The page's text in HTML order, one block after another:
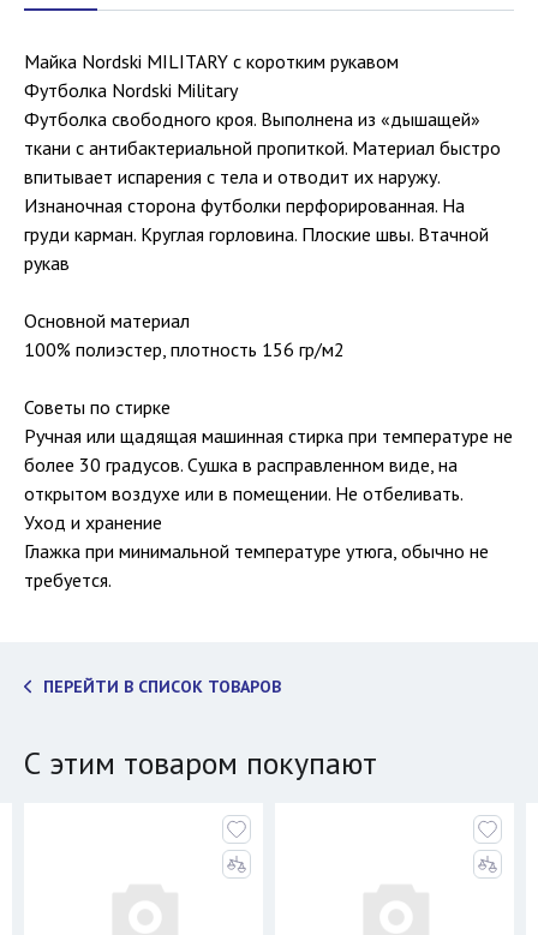
Майка Nordski MILITARY с коротким рукавом
Футболка Nordski Military
Футболка свободного кроя. Выполнена из «дышащей»
ткани с антибактериальной пропиткой. Материал быстро
впитывает испарения с тела и отводит их наружу.
Изнаночная сторона футболки перфорированная. На
груди карман. Круглая горловина. Плоские швы. Втачной
рукав
Основной материал
100% полиэстер, плотность 156 гр/м2
Советы по стирке
Ручная или щадящая машинная стирка при температуре не
более 30 градусов. Сушка в расправленном виде, на
открытом воздухе или в помещении. Не отбеливать.
Уход и хранение
Глажка при минимальной температуре утюга, обычно не
требуется.
ПЕРЕЙТИ В СПИСОК ТОВАРОВ
С этим товаром покупают